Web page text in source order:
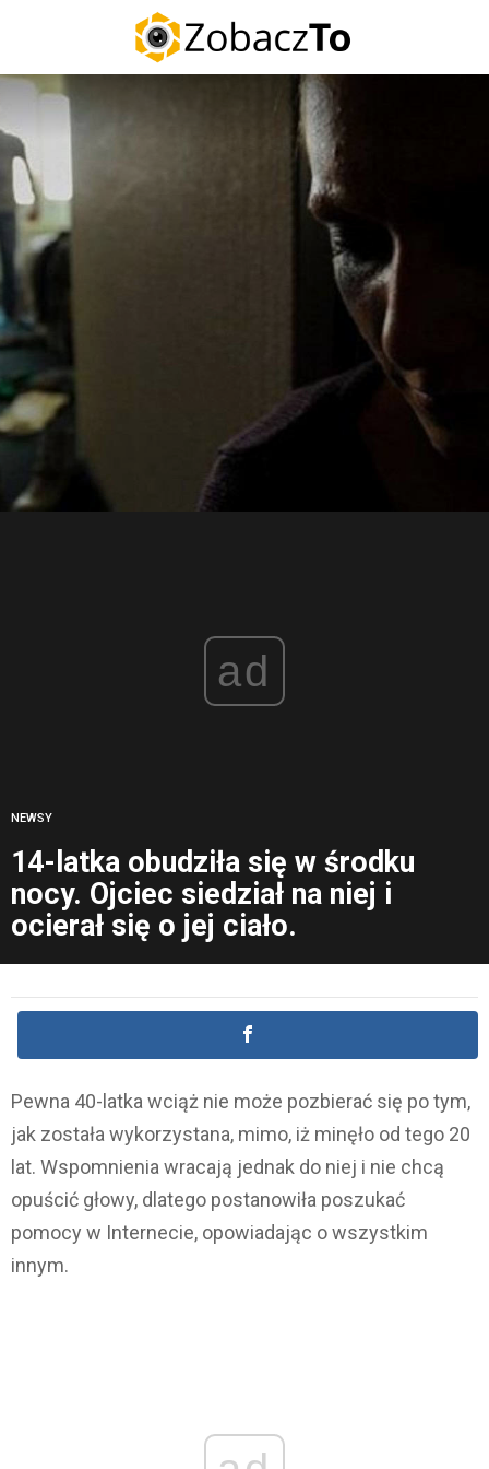
ad
NEWSY
14-latka obudziła się w środku
nocy. Ojciec siedział na niej i
ocierał się o jej ciało.
Pewna 40-latka wciąż nie może pozbierać się po tym,
jak została wykorzystana, mimo, iż minęło od tego 20
lat. Wspomnienia wracają jednak do niej i nie chcą
opuścić głowy, dlatego postanowiła poszukać
pomocy w Internecie, opowiadając o wszystkim
innym.